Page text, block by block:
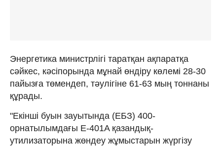
Энергетика министрлігі таратқан ақпаратқа
сәйкес, кәсіпорында мұнай өндіру көлемі 28-30
пайызға төмендеп, тәулігіне 61-63 мың тоннаны
құрады.
"Екінші буын зауытында (ЕБЗ) 400-
орнатылымдағы E-401A қазандық-
утилизаторына жөндеу жұмыстарын жүргізу